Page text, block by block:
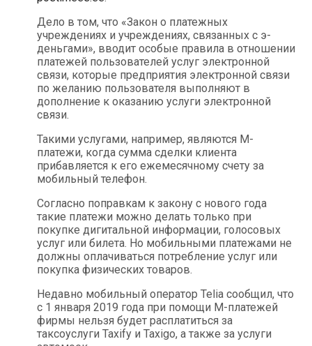
Дело в том, что «Закон о платежных
учреждениях и учреждениях, связанных с э-
деньгами», вводит особые правила в отношении
платежей пользователей услуг электронной
связи, которые предприятия электронной связи
по желанию пользователя выполняют в
дополнение к оказанию услуги электронной
связи.
Такими услугами, например, являются М-
платежи, когда сумма сделки клиента
прибавляется к его ежемесячному счету за
мобильный телефон.
Согласно поправкам к закону с нового года
такие платежи можно делать только при
покупке дигитальной информации, голосовых
услуг или билета. Но мобильными платежами не
должны оплачиваться потребление услуг или
покупка физических товаров.
Недавно мобильный оператор Telia сообщил, что
с 1 января 2019 года при помощи М-платежей
фирмы нельзя будет расплатиться за
таксоуслуги Taxify и Taxigo, а также за услуги